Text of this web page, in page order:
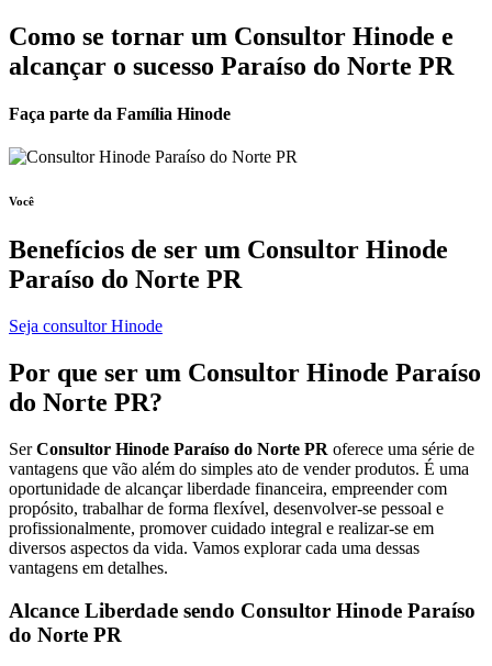
Como se tornar um Consultor Hinode e
alcançar o sucesso Paraíso do Norte PR
Faça parte da Família Hinode
Você
Benefícios de ser um Consultor Hinode
Paraíso do Norte PR
Seja consultor Hinode
Por que ser um Consultor Hinode Paraíso
do Norte PR?
SerConsultor Hinode Paraíso do Norte PR oferece uma série de
vantagens que vão além do simples ato de vender produtos. É uma
oportunidade de alcançar liberdade financeira, empreender com
propósito, trabalhar de forma flexível, desenvolver-se pessoal e
profissionalmente, promover cuidado integral e realizar-se em
diversos aspectos da vida. Vamos explorar cada uma dessas
vantagens em detalhes.
Alcance Liberdade sendo Consultor Hinode Paraíso
do Norte PR